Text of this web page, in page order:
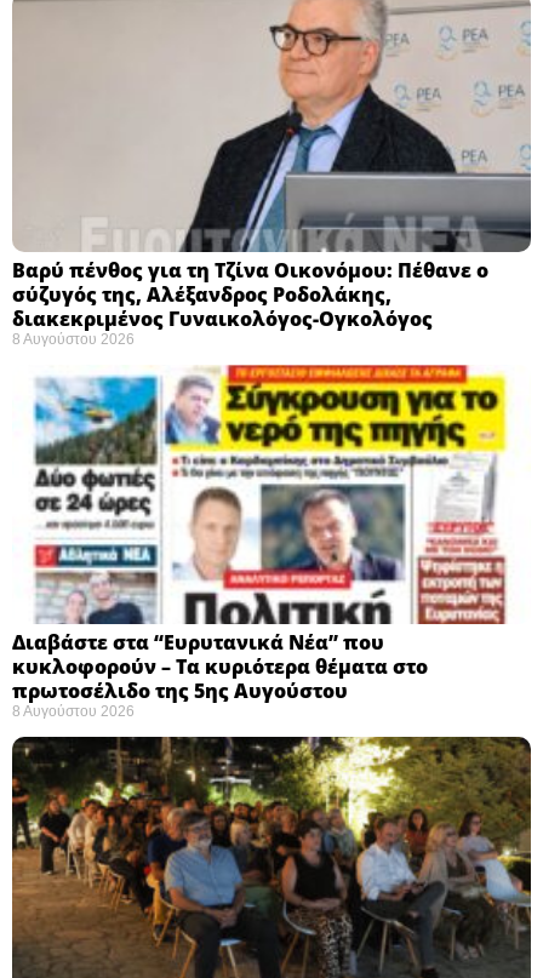
Βαρύ πένθος για τη Τζίνα Οικονόμου: Πέθανε ο
σύζυγός της, Αλέξανδρος Ροδολάκης,
διακεκριμένος Γυναικολόγος-Ογκολόγος
8 Αυγούστου 2026
Διαβάστε στα “Ευρυτανικά Νέα” που
κυκλοφορούν – Τα κυριότερα θέματα στο
πρωτοσέλιδο της 5ης Αυγούστου
8 Αυγούστου 2026